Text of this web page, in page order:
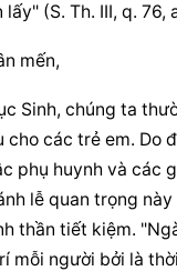
(S. Th. III, q. 76,
mến,
Sinh, chúng ta
cho các trẻ em. Do
phụ huynh và các
lễ quan trọng
thần tiết kiệm.
mỗi người bởi là